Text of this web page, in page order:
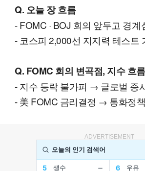
Q. 오늘 장 흐름
- FOMC · BOJ 회의 앞두고 경계
- 코스피 2,000선 지지력 테스트
Q. FOMC 회의 변곡점, 지수 흐
- 지수 등락 불가피 → 글로벌 증
- 美 FOMC 금리결정 → 통화정
ADVERTISEMENT